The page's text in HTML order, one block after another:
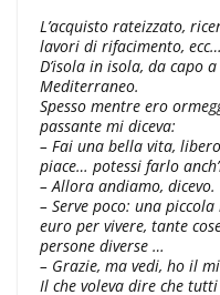
L’acquisto rateizzato,
lavori di rifacimento, ecc…
D’isola in isola, da capo
Mediterraneo.
Spesso mentre ero
passante mi diceva:
– Fai una bella vita,
piace… potessi farlo
– Allora andiamo, dicevo.
– Serve poco: una
euro per vivere, tante
persone diverse …
– Grazie, ma vedi, ho il
Il che voleva dire che